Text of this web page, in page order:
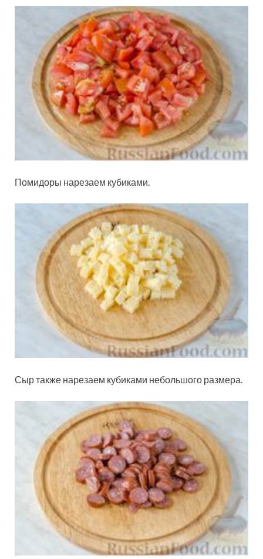
Помидоры нарезаем кубиками.
Сыр также нарезаем кубиками небольшого размера.